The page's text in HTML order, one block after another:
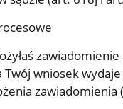
zawiadomienie
wniosek wydaje
zawiadomienia